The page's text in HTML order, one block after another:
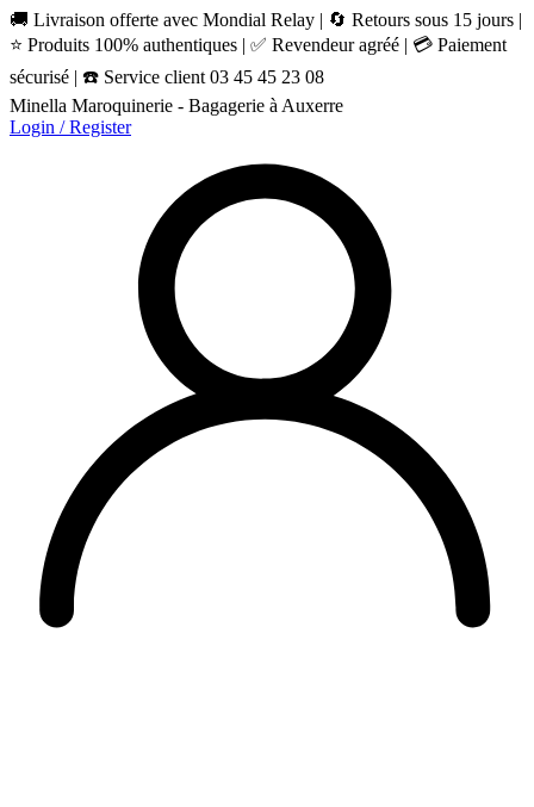
🚚 Livraison offerte avec Mondial Relay | 🔄 Retours sous 15 jours |
⭐ Produits 100% authentiques | ✅ Revendeur agréé | 💳 Paiement
sécurisé | ☎️ Service client 03 45 45 23 08
Minella Maroquinerie - Bagagerie à Auxerre
Login / Register